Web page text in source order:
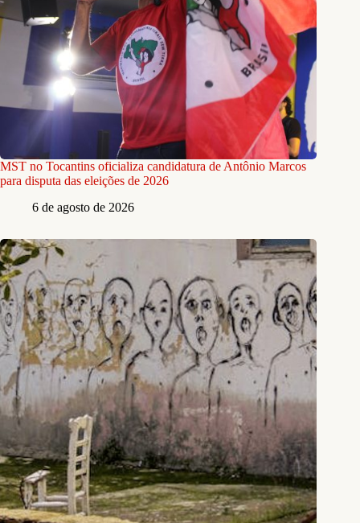
MST no Tocantins oficializa candidatura de Antônio Marcos
para disputa das eleições de 2026
6 de agosto de 2026